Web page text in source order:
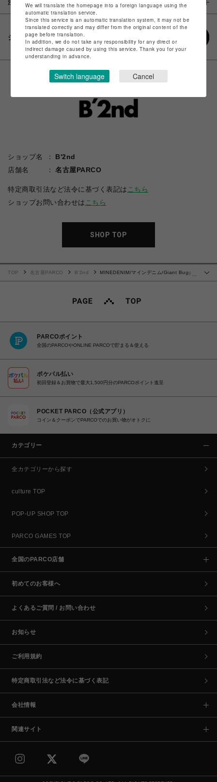
注意事項
シェアする
ショップ名
B'2nd
店舗名
名古屋PARCO
特定商取引法など法令に基づく表記は こちら
ショップお問い合わせは こちら
SHOP TOP
…
TOP 名古屋PARCO B'2nd
MINEDENIM/マインデニム/Giant Buggy
PARCOポイント
全国のPARCOやONLINE PARCOで貯まる＆使える
ポケパル払い
初回登録＆お買物で最大1,500円分のPARCOポイント進呈
POCKET PARCO（公式アプリ）
コイン＆クーポンでPARCOでのお買い物がオトクに
カテゴリー
全カテゴリーから探す
culture TOP
POP-UP SHOP TOP
PARCO GAMES TOP
全国のPARCO店舗
初めてのお客様へ
よくあるご質問 / お問い合わせ
お知らせ
ご利用規約
特定商取引法など法令に基づく表記
会社情報
関連サイト
We will translate the homepage into a foreign language using the
automatic translation service.
Since this service is an automatic translation system, it may not be
translated correctly and may differ from the original content of the
page before translation.
In addition, we do not take any responsibility for any direct or
indirect damage caused by using this service. Thank you for your
understanding in advance.
Switch language Cancel